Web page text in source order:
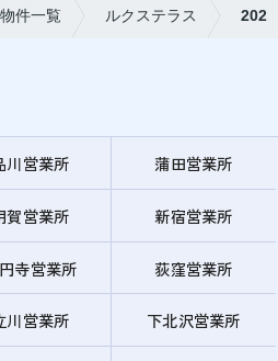
件一覧 ルクステラス 202
川営業所 蒲田営業所
賀営業所 新宿営業所
寺営業所 荻窪営業所
川営業所 下北沢営業所